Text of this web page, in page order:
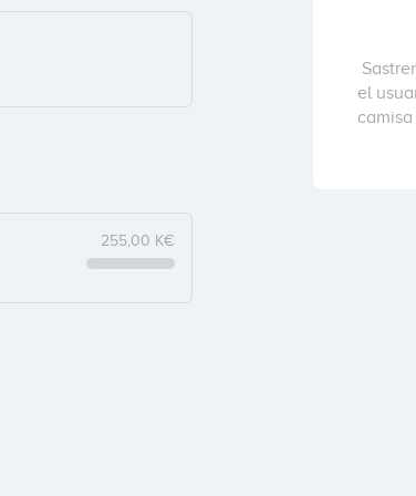
255,00 K€
el